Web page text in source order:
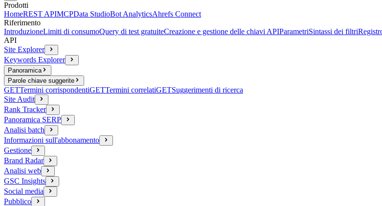
Prodotti
HomeREST APIMCPData StudioBot AnalyticsAhrefs Connect
Riferimento
IntroduzioneLimiti di consumoQuery di test gratuiteCreazione e gestione delle chiavi APIParametriSintassi dei filtri
API
Site Explorer
Keywords Explorer
Panoramica
Parole chiave suggerite
GETTermini corrispondentiGETTermini correlatiGETSuggerimenti di ricerca
Site Audit
Rank Tracker
Panoramica SERP
Analisi batch
Informazioni sull'abbonamento
Gestione
Brand Radar
Analisi web
GSC Insights
Social media
Pubblico